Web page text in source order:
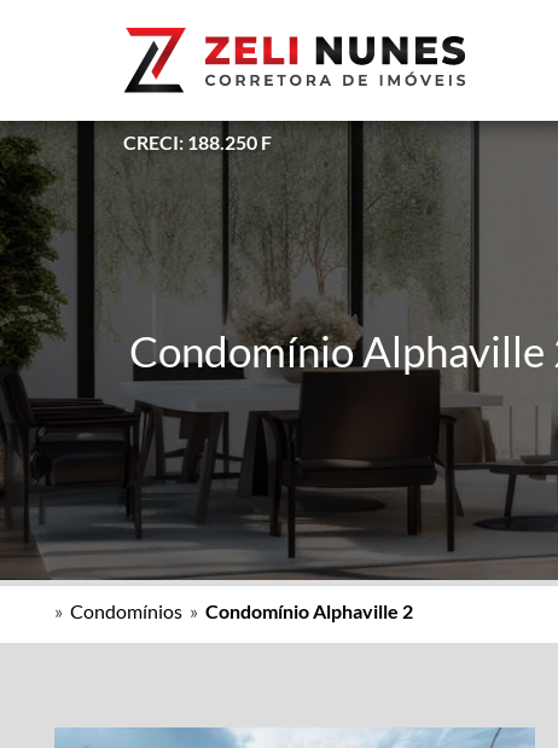
CRECI: 188.250 F
Condomínio Alphaville
» Condomínios » Condomínio Alphaville 2